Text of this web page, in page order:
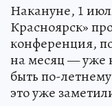
Накануне, 1
Красноярск»
конференция,
на месяц — уже
быть по-
это уже